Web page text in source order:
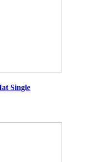
Single